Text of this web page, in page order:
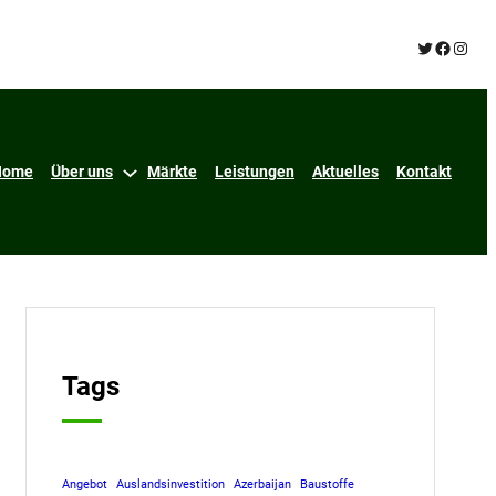
Twitter
Über uns Märkte Leistungen Aktuelles Kontakt
Tags
Angebot Auslandsinvestition Azerbaijan
Baustoffe